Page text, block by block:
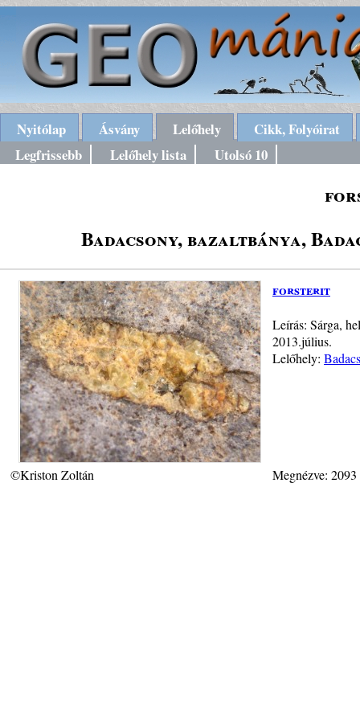
Nyitólap Ásvány Lelőhely
Cikk, Folyóirat
Legfrissebb
Lelőhely lista Utolsó 10
Badacsony, bazaltbánya,
forsterit
Leírás: Sárga,
2013.július.
Lelőhely:
©Kriston Zoltán Megnézve: